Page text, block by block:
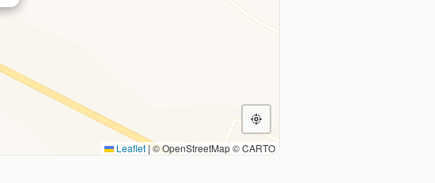
Leaflet | © OpenStreetMap © CARTO